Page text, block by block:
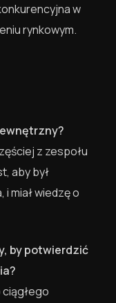
w
rynkowym.
z zespołu
aby był
miał wiedzę o
by potwierdzić